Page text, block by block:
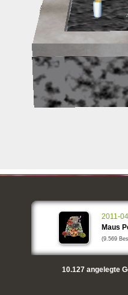
2011-
Maus
(9.569
10.127angelegte